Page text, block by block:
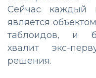
Сейчас каждый
является
таблоидов, и
хвалит экс-
решения.